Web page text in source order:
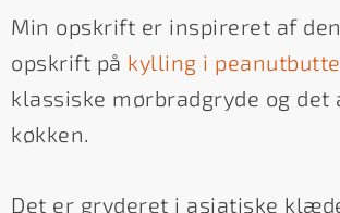
Min opskrift er inspireret af
opskrift på kylling i
klassiske mørbradgryde og det
køkken.
Det er gryderet i asiatiske